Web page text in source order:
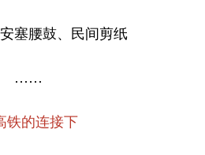
塞腰鼓、民间剪纸
……
铁的连接下